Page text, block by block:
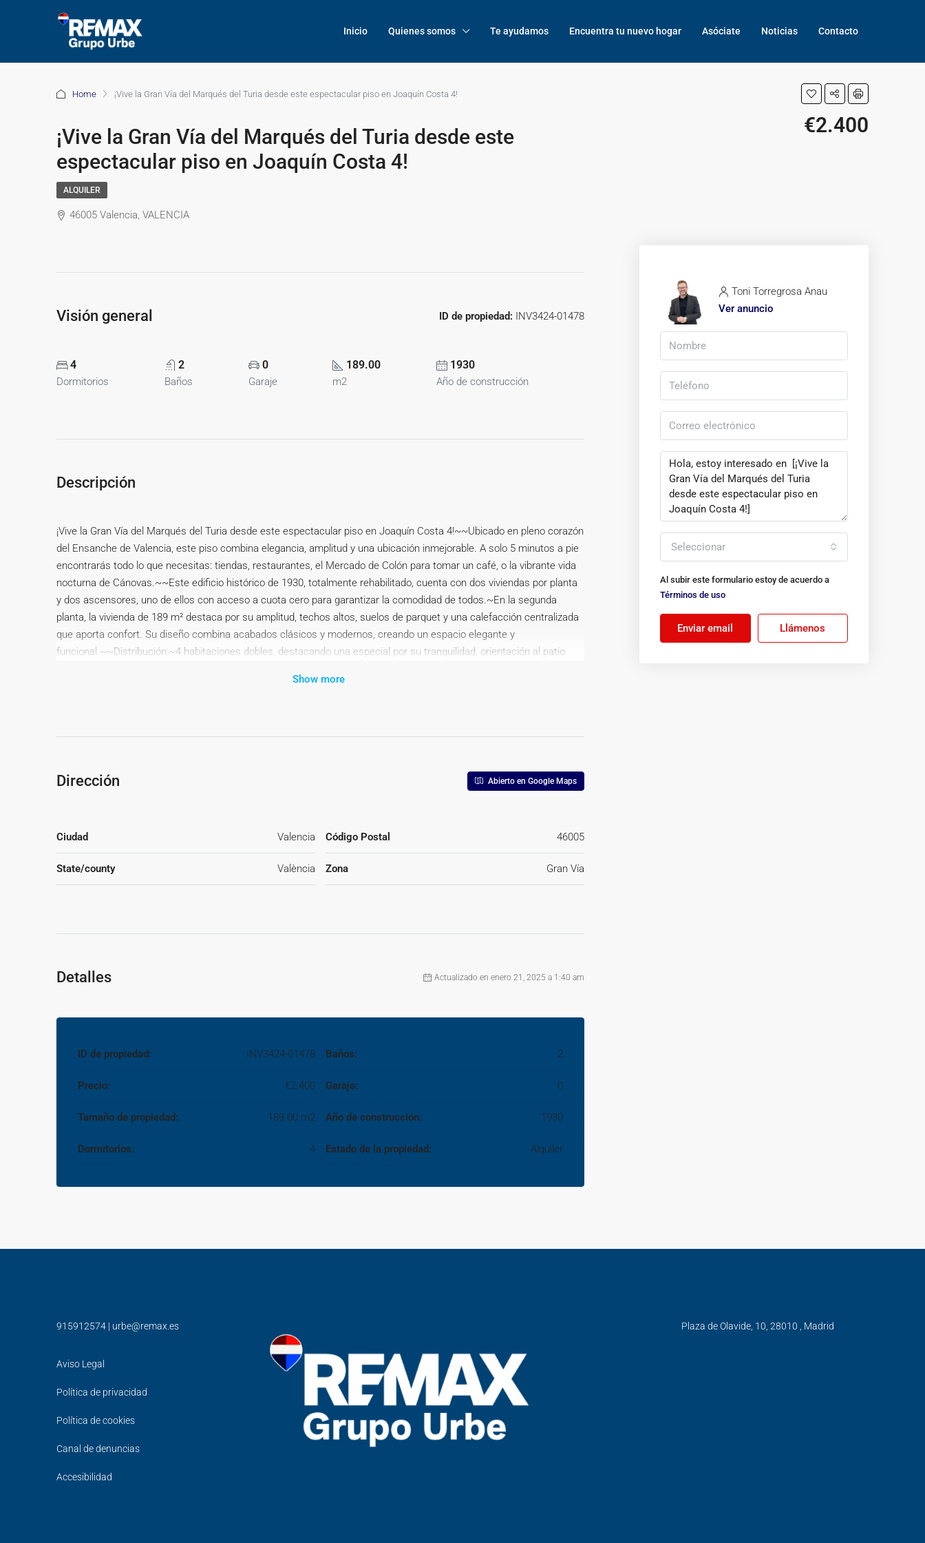
Inicio Quienes somos Te ayudamos Encuentra tu nuevo hogar Asóciate Noticias Contacto
Home ¡Vive la Gran Vía del Marqués del Turia desde este espectacular piso en Joaquín Costa 4!
¡Vive la Gran Vía del Marqués del Turia desde este
espectacular piso en Joaquín Costa 4!
€2.400
ALQUILER
46005 Valencia, VALENCIA
Visión general ID de propiedad: INV3424-01478
4
Dormitorios
2
Baños
0
Garaje
189.00
m2
1930
Año de construcción
Descripción
¡Vive la Gran Vía del Marqués del Turia desde este espectacular piso en Joaquín Costa 4!~~Ubicado en pleno corazón
del Ensanche de Valencia, este piso combina elegancia, amplitud y una ubicación inmejorable. A solo 5 minutos a pie
encontrarás todo lo que necesitas: tiendas, restaurantes, el Mercado de Colón para tomar un café, o la vibrante vida
nocturna de Cánovas.~~Este edificio histórico de 1930, totalmente rehabilitado, cuenta con dos viviendas por planta
y dos ascensores, uno de ellos con acceso a cuota cero para garantizar la comodidad de todos.~En la segunda
planta, la vivienda de 189 m² destaca por su amplitud, techos altos, suelos de parquet y una calefacción centralizada
que aporta confort. Su diseño combina acabados clásicos y modernos, creando un espacio elegante y
funcional.~~Distribución:~4 habitaciones dobles, destacando una especial por su tranquilidad, orientación al patio
y otro dividido en dos estancias separadas para lavabo y ducha.~Una amplia cocina dividida en zona de cocción y
Joaquín Costa.~Interior (oeste), da también al patio de manzana y pueden contemplarse atardeceres
de Valencia, este piso es perfecto para disfrutar del estilo de vida que siempre has soñado.~~El corazón del
Ensanche de Valencia tiene un hueco para ti. ¡Ven a visitarlo y descúbrelo por ti mismo!~~
Show more
Dirección Abierto en Google Maps
Ciudad Valencia
State/county València
Código Postal 46005
Zona Gran Vía
Detalles Actualizado en enero 21, 2025 a 1:40 am
ID de propiedad: INV3424-01478
Precio: €2.400
Tamaño de propiedad: 189.00 m2
Dormitorios: 4
Baños: 2
Garaje: 0
Año de construcción: 1930
Estado de la propiedad: Alquiler
Toni Torregrosa Anau
Ver anuncio
Seleccionar
Al subir este formulario estoy de acuerdo a
Términos de uso
Enviar email Llámenos
915912574 | urbe@remax.es
Aviso Legal
Política de privacidad
Política de cookies
Canal de denuncias
Accesibilidad
Plaza de Olavide, 10, 28010 , Madrid